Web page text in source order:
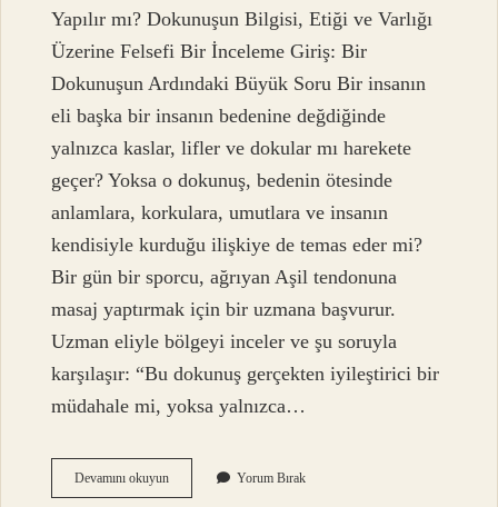
Yapılır mı? Dokunuşun Bilgisi, Etiği ve Varlığı
Üzerine Felsefi Bir İnceleme Giriş: Bir
Dokunuşun Ardındaki Büyük Soru Bir insanın
eli başka bir insanın bedenine değdiğinde
yalnızca kaslar, lifler ve dokular mı harekete
geçer? Yoksa o dokunuş, bedenin ötesinde
anlamlara, korkulara, umutlara ve insanın
kendisiyle kurduğu ilişkiye de temas eder mi?
Bir gün bir sporcu, ağrıyan Aşil tendonuna
masaj yaptırmak için bir uzmana başvurur.
Uzman eliyle bölgeyi inceler ve şu soruyla
karşılaşır: “Bu dokunuş gerçekten iyileştirici bir
müdahale mi, yoksa yalnızca…
Devamını okuyunAşil
tendonuna
Yorum Bırak